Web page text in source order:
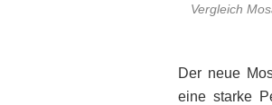
Vergleich
Der neue
eine starke